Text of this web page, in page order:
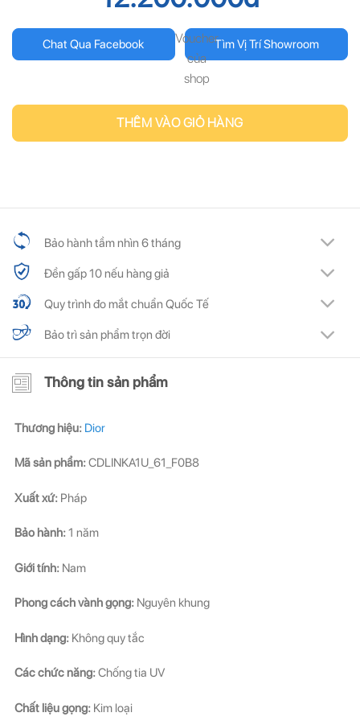
Chat Qua Facebook Tìm Vị Trí Showroom
Voucher
của
shop
THÊM VÀO GIỎ HÀNG
Bảo hành tầm nhìn 6 tháng
Đền gấp 10 nếu hàng giả
Quy trình đo mắt chuẩn Quốc Tế
Bảo trì sản phẩm trọn đời
Thông tin sản phẩm
Thương hiệu: Dior
Mã sản phẩm:CDLINKA1U_61_F0B8
Xuất xứ: Pháp
Bảo hành:1 năm
Giới tính: Nam
Phong cách vành gọng: Nguyên khung
Hình dạng: Không quy tắc
Các chức năng:Chống tia UV
Chất liệu gọng: Kim loại